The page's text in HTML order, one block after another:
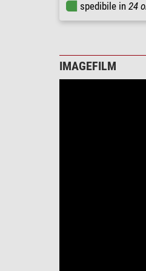
spedibile in 24
IMAGEFILM